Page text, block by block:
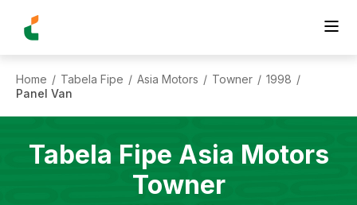
Home / Tabela Fipe / Asia Motors / Towner / 1998 /
Panel Van
Tabela Fipe Asia Motors
Towner